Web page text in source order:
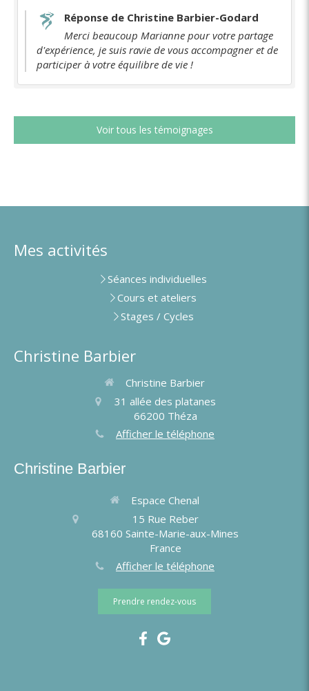
Réponse de Christine Barbier-Godard
Merci beaucoup Marianne pour votre partage
d'expérience, je suis ravie de vous accompagner et de
participer à votre équilibre de vie !
Voir tous les témoignages
Mes activités
Séances individuelles
Cours et ateliers
Stages / Cycles
Christine Barbier
Christine Barbier
31 allée des platanes
66200 Théza
Afficher le téléphone
Christine Barbier
Espace Chenal
15 Rue Reber
68160 Sainte-Marie-aux-Mines
France
Afficher le téléphone
Prendre rendez-vous